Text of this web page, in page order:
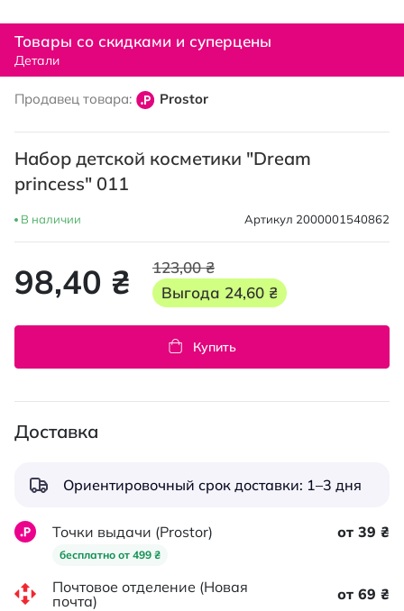
к
началу
галереи
Товары со скидками и суперцены
Детали
Продавец товара: Prostor
Набор детской косметики "Dream
princess" 011
В наличии Артикул 2000001540862
98,40 ₴
123,00 ₴
Выгода 24,60 ₴
Купить
Доставка
Ориентировочный срок доставки: 1–3 дня
Точки выдачи (Prostor)
бесплатно от 499 ₴
от 39 ₴
Почтовое отделение (Новая
почта)
от 69 ₴